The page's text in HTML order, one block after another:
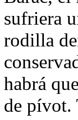
sufriera
rodilla
habrá
de pívot.